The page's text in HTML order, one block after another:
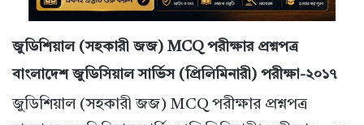
জুডিশিয়াল (সহকারী জজ) MCQ পরীক্ষার প্রশ্নপত্র
বাংলাদেশ জুডিসিয়াল সার্ভিস (প্রিলিমিনারী) পরীক্ষা-২০১৭
জুডিশিয়াল (সহকারী জজ) MCQ পরীক্ষার প্রশ্নপত্র